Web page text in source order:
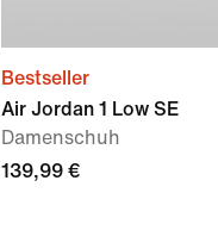
Bestseller
Air Jordan 1 Low SE
Damenschuh
139,99 €